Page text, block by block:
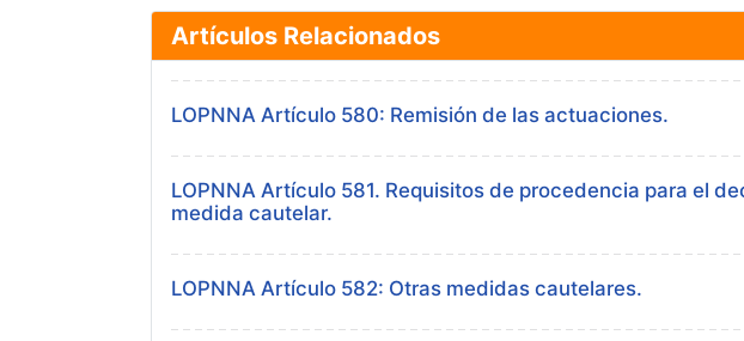
Artículos Relacionados
LOPNNA Artículo 580: Remisión de las actuaciones.
LOPNNA Artículo 581. Requisitos de procedencia para el
medida cautelar.
LOPNNA Artículo 582: Otras medidas cautelares.